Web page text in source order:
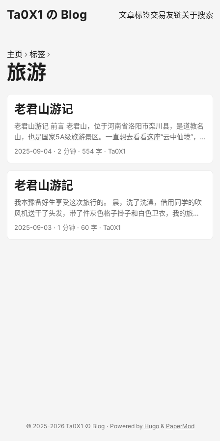
Ta0X1 の Blog 文章标签交易友链关于搜索
主页 标签
旅游
老君山游记
老君山游记 前言 老君山，位于河南省洛阳市栾川县，是道教名
山，也是国家5A级旅游景区。一直想去看看这座“云中仙境”，
终于在这个周末实现了愿望。 行程安排 出发时间：9月3日 下
山脚下开始爬，沿途风景优美，空气清新。路上遇到很多游
客，大家都兴致勃勃地往上爬。这段路程相对平缓，大约用了1
个半小时到达中天门。 ...
2025-09-04 · 2 分钟 · 554 字 · Ta0X1
老君山游記
我本豫备好生享受这次旅行的。 晨，洗了洗澡，借用同学的吹
风机送干了头发，带了件灰色格子褂子和白色卫衣，我的旅
途，就开始了。
2025-09-03 · 1 分钟 · 60 字 · Ta0X1
© 2025-2026 Ta0X1 の Blog · Powered by Hugo& PaperMod